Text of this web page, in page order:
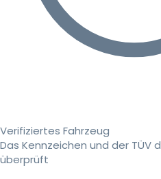
Verifiziertes Fahrzeug
Das Kennzeichen und der TÜV
überprüft